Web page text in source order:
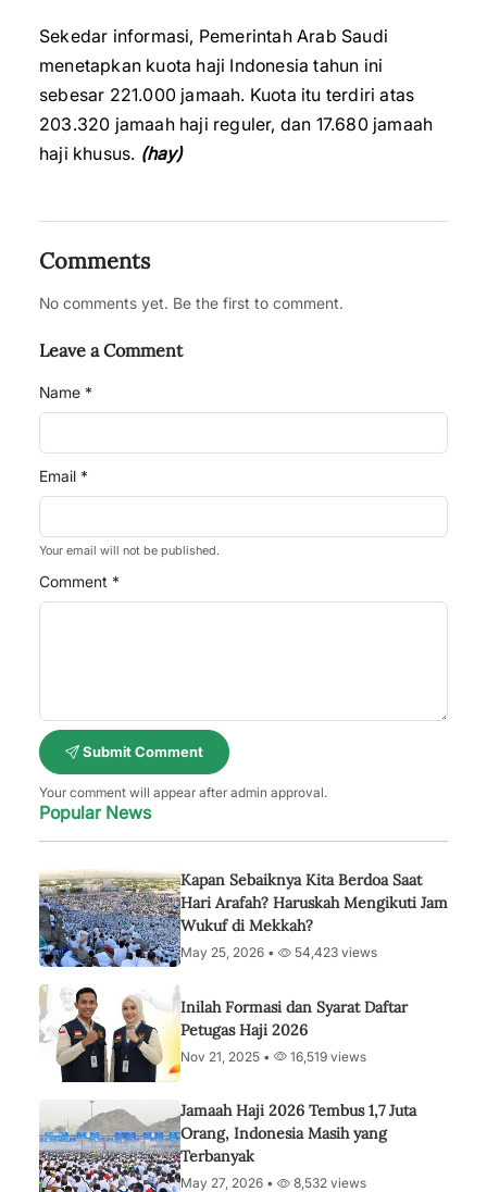
Sekedar informasi, Pemerintah Arab Saudi
menetapkan kuota haji Indonesia tahun ini
sebesar 221.000 jamaah. Kuota itu terdiri atas
203.320 jamaah haji reguler, dan 17.680 jamaah
haji khusus. (hay)
Comments
No comments yet. Be the first to comment.
Leave a Comment
Name *
Email *
Your email will not be published.
Comment *
Submit Comment
Your comment will appear after admin approval.
Popular News
Kapan Sebaiknya Kita Berdoa Saat
Hari Arafah? Haruskah Mengikuti Jam
Wukuf di Mekkah?
May 25, 2026 • 54,423 views
Inilah Formasi dan Syarat Daftar
Petugas Haji 2026
Nov 21, 2025 • 16,519 views
Jamaah Haji 2026 Tembus 1,7 Juta
Orang, Indonesia Masih yang
Terbanyak
May 27, 2026 • 8,532 views